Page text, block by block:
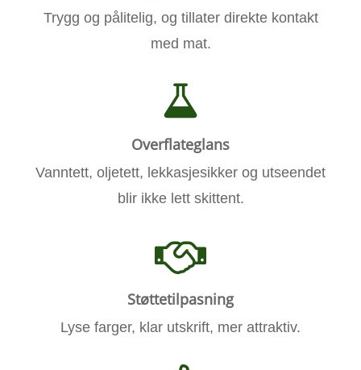
Trygg og pålitelig, og tillater direkte kontakt
med mat.
Overflateglans
Vanntett, oljetett, lekkasjesikker og utseendet
blir ikke lett skittent.
Støttetilpasning
Lyse farger, klar utskrift, mer attraktiv.